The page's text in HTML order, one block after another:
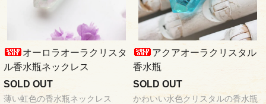
オーロラオーラクリスタ
ル香水瓶ネックレス
SOLD OUT
薄い虹色の香水瓶ネックレス
アクアオーラクリスタル
香水瓶
SOLD OUT
かわいい水色クリスタルの香水瓶